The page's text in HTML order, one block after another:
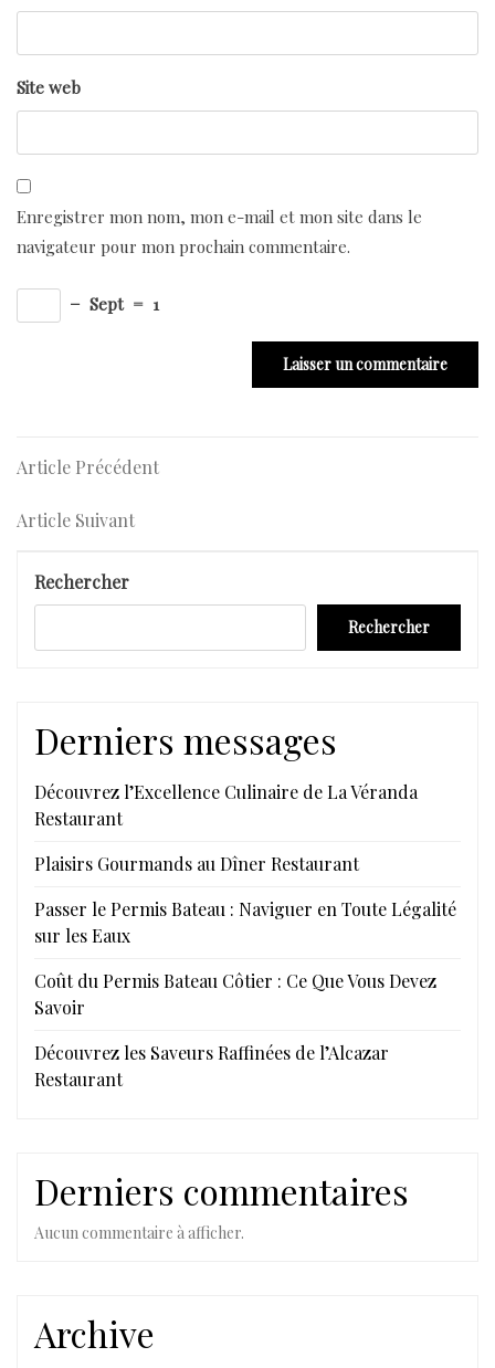
Site web
Enregistrer mon nom, mon e-mail et mon site dans le
navigateur pour mon prochain commentaire.
− Sept = 1
Navigation
de
Article
Article Précédent
Article
Article Suivant
Rechercher
Rechercher
Derniers messages
Découvrez l’Excellence Culinaire de La Véranda
Restaurant
Plaisirs Gourmands au Dîner Restaurant
Passer le Permis Bateau : Naviguer en Toute Légalité
sur les Eaux
Coût du Permis Bateau Côtier : Ce Que Vous Devez
Savoir
Découvrez les Saveurs Raffinées de l’Alcazar
Restaurant
Derniers commentaires
Aucun commentaire à afficher.
Archive